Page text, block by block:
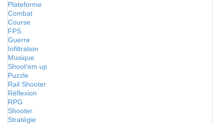
Plateforme
Combat
Course
FPS
Guerre
Infiltration
Musique
Shoot'em up
Puzzle
Rail Shooter
Réflexion
RPG
Shooter
Stratégie